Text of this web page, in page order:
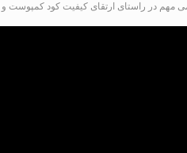
مهم در راستای ارتقای کیفیت کود کمپوست